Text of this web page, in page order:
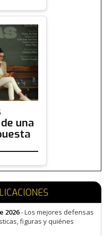
una
2026- Los mejores defensas
figuras y quiénes